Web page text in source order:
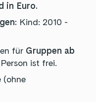
in Euro.
Kind: 2010 -
für Gruppen ab
ist frei.
(ohne